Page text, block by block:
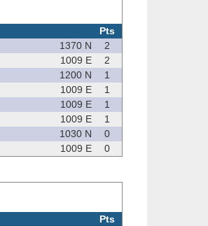
Pts
1370 N
2
1009 E
2
1200 N
1
1009 E
1
1009 E
1
1009 E
1
1030 N
0
1009 E 0
Pts